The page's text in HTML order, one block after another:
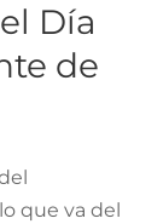
Día
de
que va del